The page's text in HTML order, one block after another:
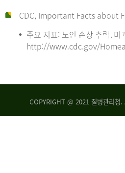
CDC, Important Facts about
주요 지표: 노인 손상 추락․
http://www.cdc.gov/
COPYRIGHT @ 2021 질병관리청